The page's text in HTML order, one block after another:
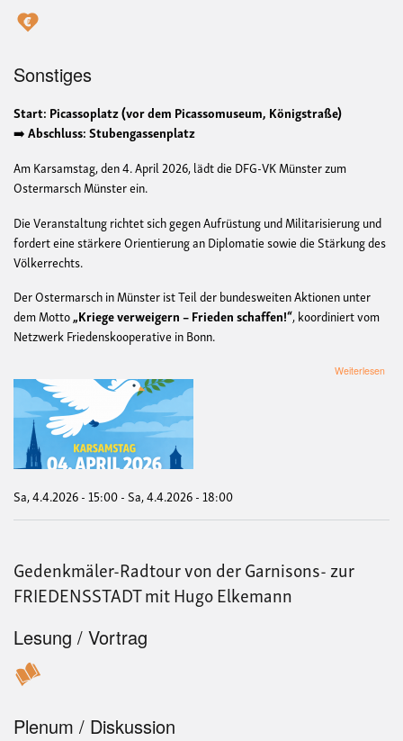
Sonstiges
Start: Picassoplatz (vor dem Picassomuseum, Königstraße)
➡️Abschluss: Stubengassenplatz
Am Karsamstag, den 4. April 2026, lädt die DFG-VK Münster zum
Ostermarsch Münster ein.
Die Veranstaltung richtet sich gegen Aufrüstung und Militarisierung und
fordert eine stärkere Orientierung an Diplomatie sowie die Stärkung des
Völkerrechts.
Der Ostermarsch in Münster ist Teil der bundesweiten Aktionen unter
dem Motto„Kriege verweigern – Frieden schaffen!“, koordiniert vom
Netzwerk Friedenskooperative in Bonn.
Weiterlesen
Sa, 4.4.2026 - 15:00-Sa, 4.4.2026 - 18:00
Gedenkmäler-Radtour von der Garnisons- zur
FRIEDENSSTADT mit Hugo Elkemann
Lesung / Vortrag
Plenum / Diskussion